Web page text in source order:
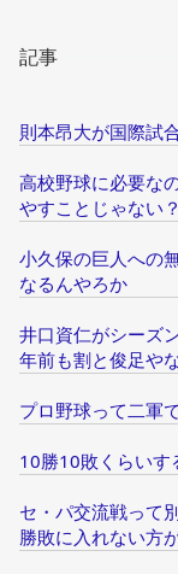
記事
則本昂大が国際試
高校野球に必要な
やすことじゃない？
小久保の巨人への
なるんやろか
井口資仁がシーズ
年前も割と俊足や
プロ野球って二軍
10勝10敗くらいす
セ・パ交流戦って
勝敗に入れない方